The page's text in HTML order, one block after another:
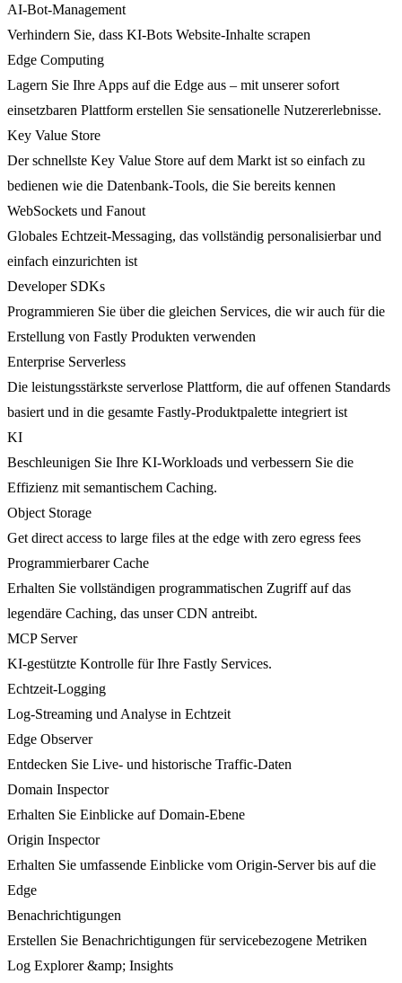
AI-Bot-Management
Verhindern Sie, dass KI-Bots Website-Inhalte scrapen
Edge Computing
Lagern Sie Ihre Apps auf die Edge aus – mit unserer sofort
einsetzbaren Plattform erstellen Sie sensationelle Nutzererlebnisse.
Key Value Store
Der schnellste Key Value Store auf dem Markt ist so einfach zu
bedienen wie die Datenbank-Tools, die Sie bereits kennen
WebSockets und Fanout
Globales Echtzeit-Messaging, das vollständig personalisierbar und
einfach einzurichten ist
Developer SDKs
Programmieren Sie über die gleichen Services, die wir auch für die
Erstellung von Fastly Produkten verwenden
Enterprise Serverless
Die leistungsstärkste serverlose Plattform, die auf offenen Standards
basiert und in die gesamte Fastly-Produktpalette integriert ist
KI
Beschleunigen Sie Ihre KI-Workloads und verbessern Sie die
Effizienz mit semantischem Caching.
Object Storage
Get direct access to large files at the edge with zero egress fees
Programmierbarer Cache
Erhalten Sie vollständigen programmatischen Zugriff auf das
legendäre Caching, das unser CDN antreibt.
MCP Server
KI-gestützte Kontrolle für Ihre Fastly Services.
Echtzeit-Logging
Log-Streaming und Analyse in Echtzeit
Edge Observer
Entdecken Sie Live- und historische Traffic-Daten
Domain Inspector
Erhalten Sie Einblicke auf Domain-Ebene
Origin Inspector
Erhalten Sie umfassende Einblicke vom Origin-Server bis auf die
Edge
Benachrichtigungen
Erstellen Sie Benachrichtigungen für servicebezogene Metriken
Log Explorer &amp; Insights